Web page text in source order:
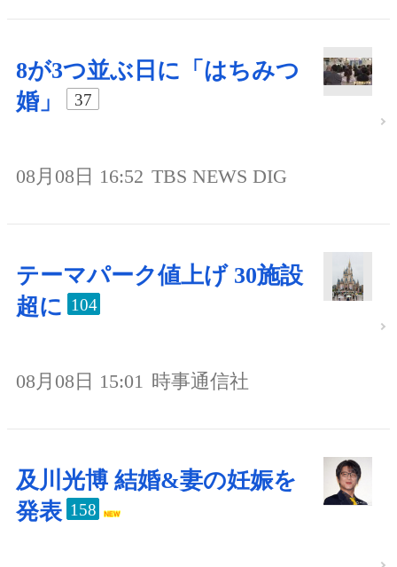
8が3つ並ぶ日に「はちみつ
婚」
37
08月08日 16:52 TBS NEWS DIG
テーマパーク値上げ 30施設
超に 104
08月08日 15:01 時事通信社
及川光博 結婚&妻の妊娠を
発表 158